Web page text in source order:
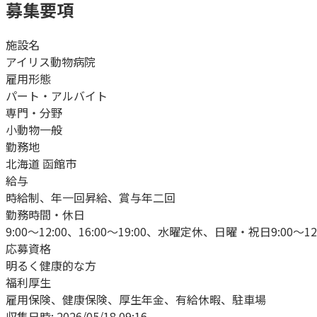
募集要項
施設名
アイリス動物病院
雇用形態
パート・アルバイト
専門・分野
小動物一般
勤務地
北海道 函館市
給与
時給制、年一回昇給、賞与年二回
勤務時間・休日
9:00～12:00、16:00～19:00、水曜定休、日曜・祝日9:00～
応募資格
明るく健康的な方
福利厚生
雇用保険、健康保険、厚生年金、有給休暇、駐車場